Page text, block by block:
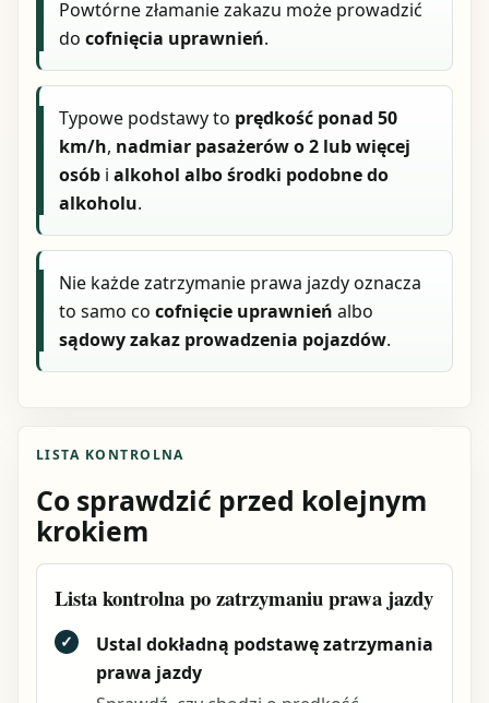
Powtórne złamanie zakazu może prowadzić
docofnięcia uprawnień.
Typowe podstawy to prędkość ponad 50
km/h, nadmiar pasażerów o 2 lub więcej
osób ialkohol albo środki podobne do
alkoholu.
Nie każde zatrzymanie prawa jazdy oznacza
to samo cocofnięcie uprawnień albo
sądowy zakaz prowadzenia pojazdów.
LISTA KONTROLNA
Co sprawdzić przed kolejnym
krokiem
Lista kontrolna po zatrzymaniu prawa jazdy
✓
Ustal dokładną podstawę zatrzymania
prawa jazdy